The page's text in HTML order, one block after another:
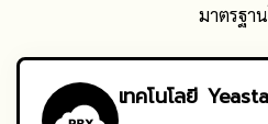
มาตรฐา
เทคโนโลยี